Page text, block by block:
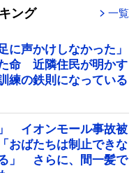
ング 一覧
に声かけしなかった」
命 近隣住民が明かす
練の鉄則になっている
イオンモール事故被
おばたちは制止できな
」 さらに、間一髪で